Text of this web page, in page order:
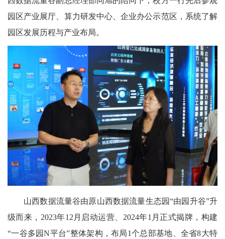
园区产业展厅、算力研发中心、企业办公示范区，系统了解
园区发展历程与产业布局。
山西数据流量谷由原山西数据流量生态园“由园升谷”升
级而来，2023年12月启动运营、2024年1月正式揭牌，构建
“一谷多园N平台”整体架构，布局1个总部基地、全省8大特